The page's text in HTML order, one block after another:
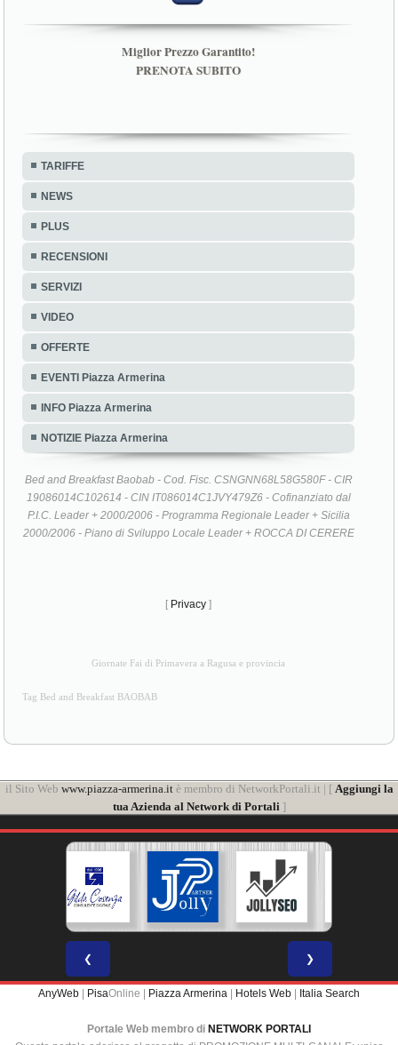
Miglior Prezzo Garantito!
PRENOTA SUBITO
TARIFFE
NEWS
PLUS
RECENSIONI
SERVIZI
VIDEO
OFFERTE
EVENTI Piazza Armerina
INFO Piazza Armerina
NOTIZIE Piazza Armerina
Bed and Breakfast Baobab - Cod. Fisc. CSNGNN68L58G580F - CIR
19086014C102614 - CIN IT086014C1JVY479Z6 - Cofinanziato dal
P.I.C. Leader + 2000/2006 - Programma Regionale Leader + Sicilia
2000/2006 - Piano di Sviluppo Locale Leader + ROCCA DI CERERE
[ Privacy ]
Giornate Fai di Primavera a Ragusa e provincia
Tag Bed and Breakfast BAOBAB
il Sito Web www.piazza-armerina.itè membro di NetworkPortali.it | [ Aggiungi la
tua Azienda al Network di Portali ]
❮ ❯
AnyWeb PisaOnline | Piazza Armerina Hotels Web Italia Search
Portale Web membro di NETWORK PORTALI